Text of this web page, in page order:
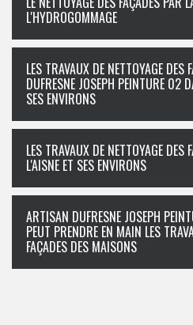
L'HYDROGOMMAGE
LES TRAVAUX DE NETTOYAGE DES
DUFRESNE JOSEPH PEINTURE 02
SES ENVIRONS
LES TRAVAUX DE NETTOYAGE
L'AISNE ET SES ENVIRONS
ARTISAN DUFRESNE JOSEPH
PEUT PRENDRE EN MAIN LES
FAÇADES DES MAISONS